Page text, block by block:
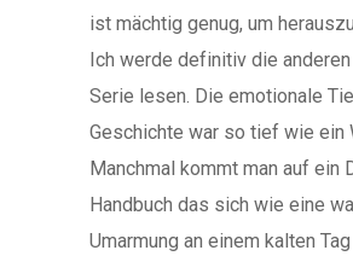
ist mächtig genug, um
Ich werde definitiv die
Serie lesen. Die emotionale
Geschichte war so tief wie ein
Manchmal kommt man auf ein
Handbuch das sich wie eine
Umarmung an einem kalten